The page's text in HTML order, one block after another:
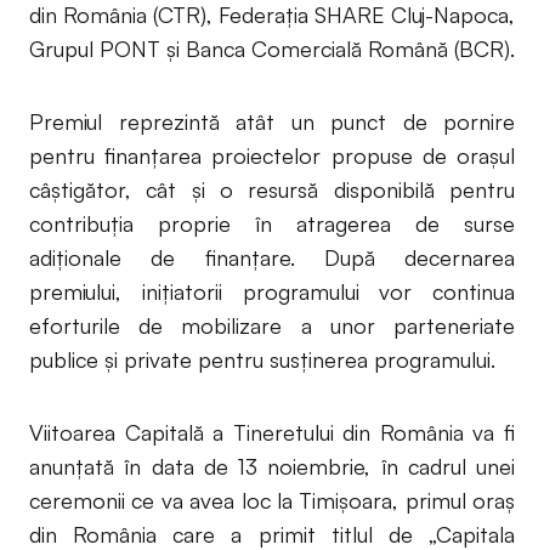
din România (CTR), Federația SHARE Cluj-Napoca,
Grupul PONT și Banca Comercială Română (BCR).
Premiul reprezintă atât un punct de pornire
pentru finanțarea proiectelor propuse de orașul
câștigător, cât și o resursă disponibilă pentru
contribuția proprie în atragerea de surse
adiționale de finanțare. După decernarea
premiului, inițiatorii programului vor continua
eforturile de mobilizare a unor parteneriate
publice și private pentru susținerea programului.
Viitoarea Capitală a Tineretului din România va fi
anunțată în data de 13 noiembrie, în cadrul unei
ceremonii ce va avea loc la Timișoara, primul oraș
din România care a primit titlul de „Capitala